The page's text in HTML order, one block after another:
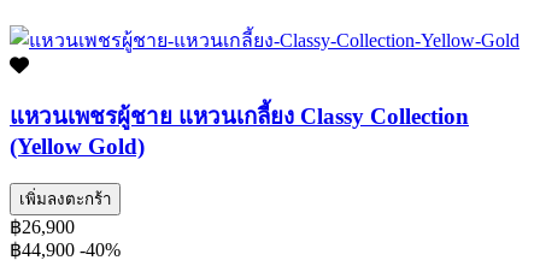
แหวนเพชรผู้ชาย แหวนเกลี้ยง Classy Collection
(Yellow Gold)
เพิ่มลงตะกร้า
฿26,900
฿44,900 -40%